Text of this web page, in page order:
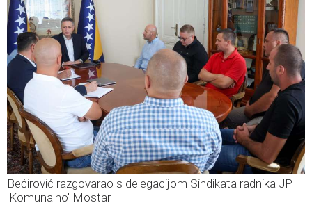
Bećirović razgovarao s delegacijom Sindikata radnika JP
'Komunalno' Mostar